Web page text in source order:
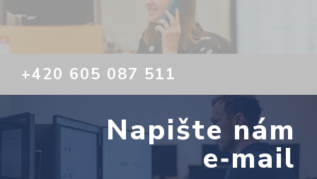
+420 605 087 511
Napište nám
e‑mail